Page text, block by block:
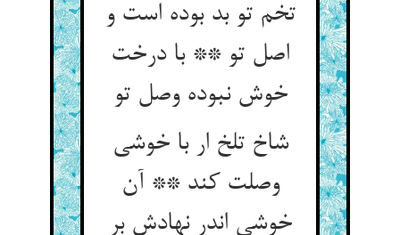
تخم تو بد بوده است و
اصل تو ** با درخت
خوش نبوده وصل تو
شاخ تلخ ار با خوشی
وصلت کند ** آن
خوشی اندر نهادش بر